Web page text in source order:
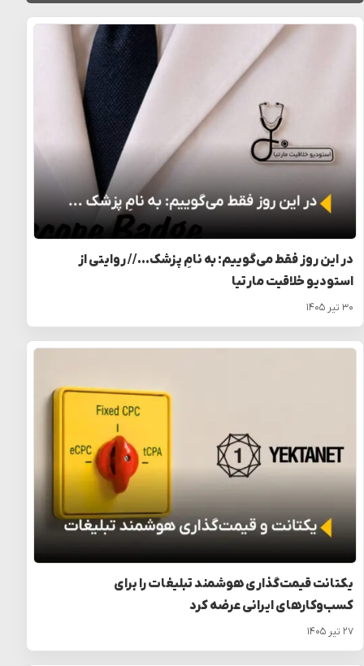
در این روز فقط می‌گوییم: به نامِ پزشک… // روایتی از
استودیو خلاقیت مارتیا
۳۰ تیر ۱۴۰۵
یکتانت قیمت‌گذاری هوشمند تبلیغات را برای
کسب‌وکارهای ایرانی عرضه کرد
۲۷ تیر ۱۴۰۵